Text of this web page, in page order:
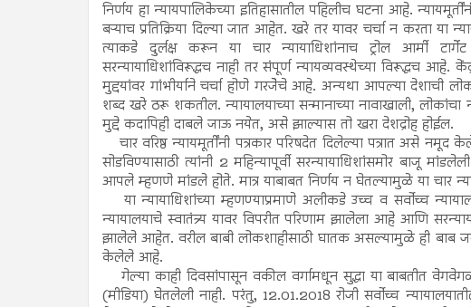
निर्णय हा न्यायपालिकेच्या इतिहासातील पहिलीच घटना आहे.
बऱ्याच प्रतिक्रिया दिल्या जात आहेत. खरे तर यावर चर्चा न करता या
त्याकडे दुर्लक्ष करून या चार न्यायाधिशांनाच ट्रोल आर्मी
सरन्यायाधिशांविरूद्धच नाही तर संपूर्ण न्यायव्यवस्थेच्या विरूद्धच आहे.
मुद्दयांवर गांभीर्याने चर्चा होणे गरजेेचे आहे. अन्यथा आपल्या देशाची
शब्द खरे ठरू शकतील. न्यायालयाच्या सन्मानाच्या नावाखाली,
मुद्दे कदापिही दाबले जाऊ नयेत, असे झाल्यास तो खरा देशद्रोह होईल.
चार वरिष्ठ न्यायमूर्तींनी पत्रकार परिषदेत दिलेल्या पत्रात असे
सोडविण्यासाठी त्यांनी 2 महिन्यापूर्वी सरन्यायाधिशांसमोर बाजू
आपले म्हणणे मांडले होते. मात्र याबाबत निर्णय न घेतल्यामुळे या चार
या न्यायाधिशांच्या म्हणण्याप्रमाणे अलीकडे उच्च व सर्वोच्च
न्यायालयाचे स्वातंत्र्य यावर विपरीत परिणाम झालेला आहे आणि
झालेले आहेत. वरील बाबी लोकशाहीसाठी घातक असल्यामुळे ही बाब
केलेले आहे.
गेल्या काही दिवसांपासून वकील वर्गामधून सुद्धा या बाबतीत
(मीडिया) घेतलेली नाही. परंतु, 12.01.2018 रोजी सर्वोच्च